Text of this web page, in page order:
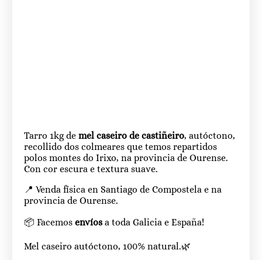
Tarro 1kg de mel caseiro de castiñeiro, autóctono,
recollido dos colmeares que temos repartidos
polos montes do Irixo, na provincia de Ourense.
Con cor escura e textura suave.
📍 Venda física en Santiago de Compostela e na
provincia de Ourense.
📦 Facemos envíosa toda Galicia e España!
Mel caseiro autóctono, 100% natural.🌿